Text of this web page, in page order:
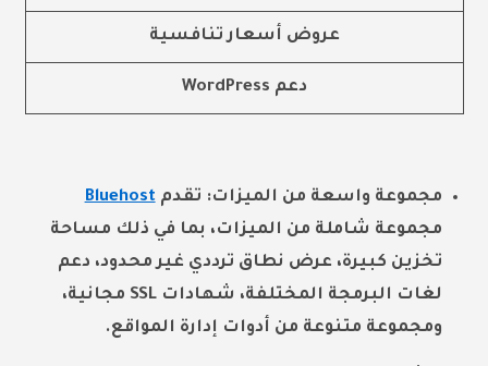
عروض أسعار تنافسية
دعم WordPress
مجموعة واسعة من الميزات: تقدمBluehost
مجموعة شاملة من الميزات، بما في ذلك مساحة
تخزين كبيرة، عرض نطاق ترددي غير محدود، دعم
لغات البرمجة المختلفة، شهادات SSL مجانية،
ومجموعة متنوعة من أدوات إدارة المواقع.